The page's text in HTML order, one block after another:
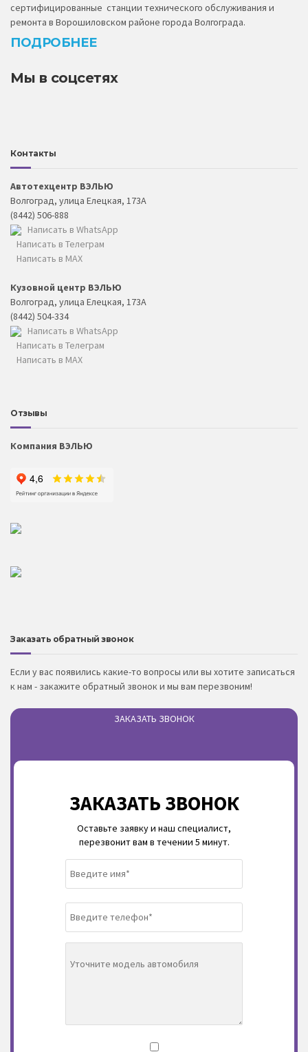
сертифицированные станции технического обслуживания и
ремонта в Ворошиловском районе города Волгограда.
ПОДРОБНЕЕ
Мы в соцсетях
Контакты
Автотехцентр ВЭЛЬЮ
Волгоград, улица Елецкая, 173А
(8442) 506-888
Написать в WhatsApp
Написать в Телеграм
Написать в MAX
Кузовной центр ВЭЛЬЮ
Волгоград, улица Елецкая, 173А
(8442) 504-334
Написать в WhatsApp
Написать в Телеграм
Написать в MAX
Отзывы
Компания ВЭЛЬЮ
Заказать обратный звонок
Если у вас появились какие-то вопросы или вы хотите записаться
к нам - закажите обратный звонок и мы вам перезвоним!
ЗАКАЗАТЬ ЗВОНОК
ЗАКАЗАТЬ ЗВОНОК
Оставьте заявку и наш специалист,
перезвонит вам в течении 5 минут.